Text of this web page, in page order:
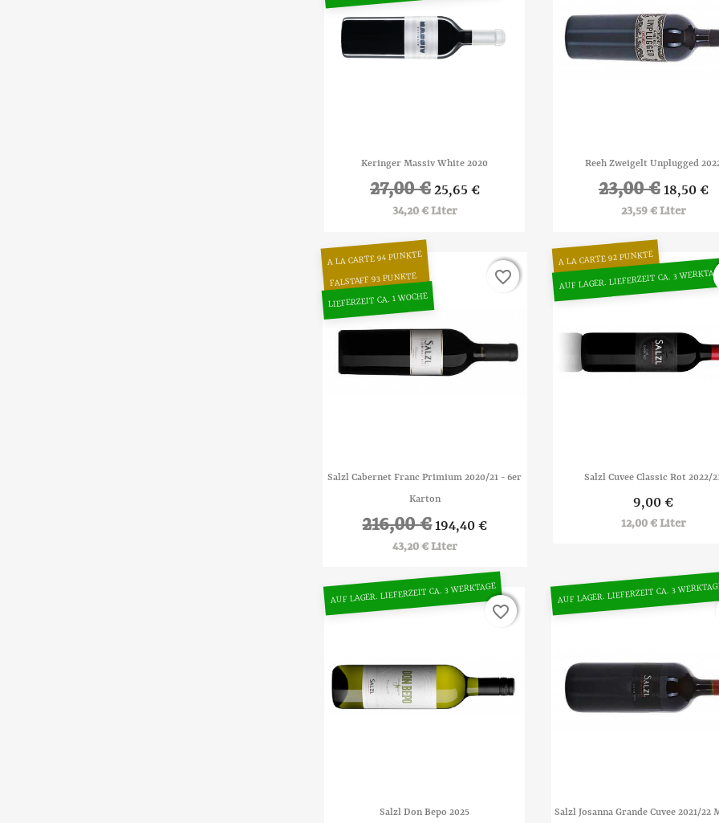
Vorschau
Keringer Massiv White 2020
27,00 €25,65 €
34,20 € Liter
Vorschau
Reeh Zweigelt Unplugged
23,00 € 18,50 €
23,59 € Liter
 Vorschau
Salzl Cabernet Franc Primium 2020/21 - 6er
Karton
216,00 € 194,40 €
43,20 € Liter
A LA CARTE 94 PUNKTE
FALSTAFF 93 PUNKTE
LIEFERZEIT CA. 1 WOCHE
favorite_border
favorite_border
Vorschau
Salzl Cuvee Classic Rot 2022/
9,00 €
12,00 € Liter
A LA CARTE 92 PUNKTE
AUF LAGER. LIEFERZEIT CA. 3
 Vorschau
Salzl Don Bepo 2025
AUF LAGER. LIEFERZEIT CA. 3 WERKTAGE
favorite_border
favorite_border
Vorschau
Salzl Josanna Grande Cuvee 2021/22
AUF LAGER. LIEFERZEIT CA. 3